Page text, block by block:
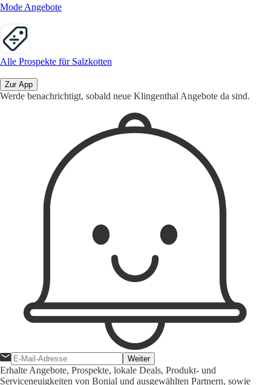
Mode Angebote
Alle Prospekte für Salzkotten
Zur App
Werde benachrichtigt, sobald neue Klingenthal Angebote da sind.
Weiter
Erhalte Angebote, Prospekte, lokale Deals, Produkt- und
Serviceneuigkeiten von Bonial und ausgewählten Partnern, sowie